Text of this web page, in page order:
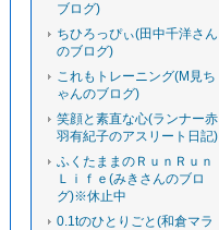
ブログ)
ちひろっぴぃ(田中千洋さん
のブログ)
これもトレーニング(M見ち
ゃんのブログ)
笑顔と素直な心(ランナー赤
羽有紀子のアスリート日記)
ふくたままのＲｕｎＲｕｎ
Ｌｉｆｅ(みきさんのブロ
グ)※休止中
0.1tのひとりごと(和倉マラ